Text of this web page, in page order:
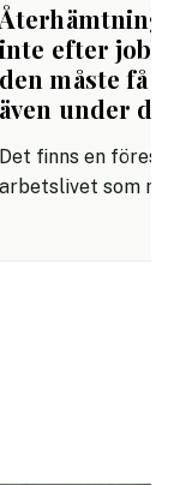
Återhämtning
inte efter
den måste få
även under
Det finns en
arbetslivet som